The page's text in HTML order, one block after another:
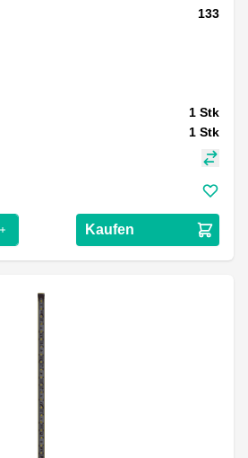
133
1 Stk
1 Stk
Kaufen